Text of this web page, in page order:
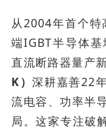
从2004年首个
端IGBT半导体
直流断路器量产
K）深耕嘉善22
流电容、功率半
局。这家专注破